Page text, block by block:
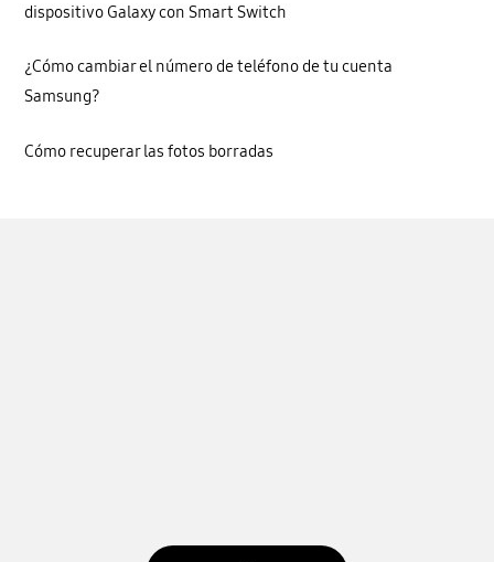
dispositivo Galaxy con Smart Switch
¿Cómo cambiar el número de teléfono de tu cuenta
Samsung?
Cómo recuperar las fotos borradas